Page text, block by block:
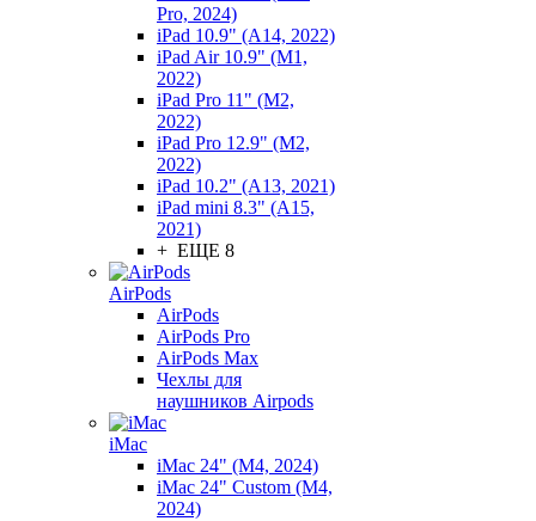
Pro, 2024)
iPad 10.9" (A14, 2022)
iPad Air 10.9" (M1,
2022)
iPad Pro 11" (M2,
2022)
iPad Pro 12.9" (M2,
2022)
iPad 10.2" (A13, 2021)
iPad mini 8.3" (A15,
2021)
+ ЕЩЕ 8
AirPods
AirPods
AirPods Pro
AirPods Max
Чехлы для
наушников Airpods
iMac
iMac 24" (M4, 2024)
iMac 24" Custom (M4,
2024)